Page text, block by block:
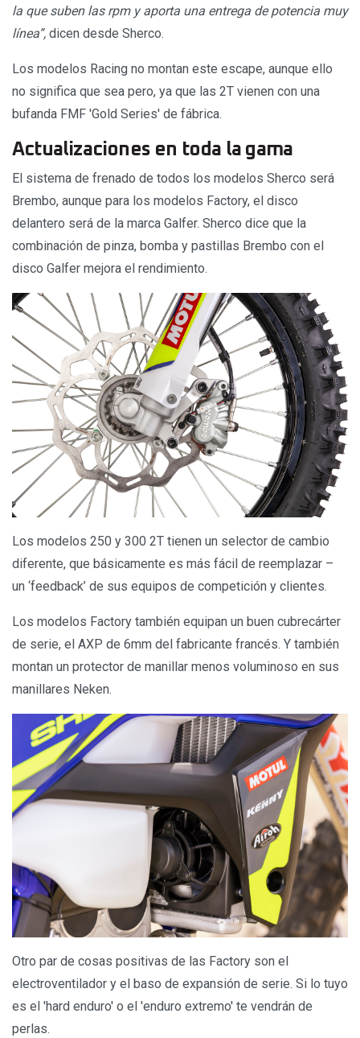
la que suben las rpm y aporta una entrega de potencia muy
línea”, dicen desde Sherco.
Los modelos Racing no montan este escape, aunque ello
no significa que sea pero, ya que las 2T vienen con una
bufanda FMF 'Gold Series' de fábrica.
Actualizaciones en toda la gama
El sistema de frenado de todos los modelos Sherco será
Brembo, aunque para los modelos Factory, el disco
delantero será de la marca Galfer. Sherco dice que la
combinación de pinza, bomba y pastillas Brembo con el
disco Galfer mejora el rendimiento.
Los modelos 250 y 300 2T tienen un selector de cambio
diferente, que básicamente es más fácil de reemplazar –
un ‘feedback’ de sus equipos de competición y clientes.
Los modelos Factory también equipan un buen cubrecárter
de serie, el AXP de 6mm del fabricante francés. Y también
montan un protector de manillar menos voluminoso en sus
manillares Neken.
Otro par de cosas positivas de las Factory son el
electroventilador y el baso de expansión de serie. Si lo tuyo
es el 'hard enduro' o el 'enduro extremo' te vendrán de
perlas.